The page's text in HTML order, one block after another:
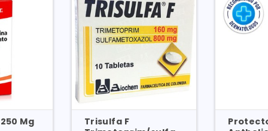
Mg
Trisulfa F